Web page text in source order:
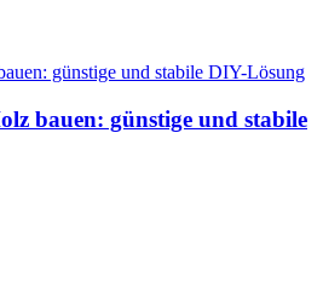
bauen: günstige und stabile